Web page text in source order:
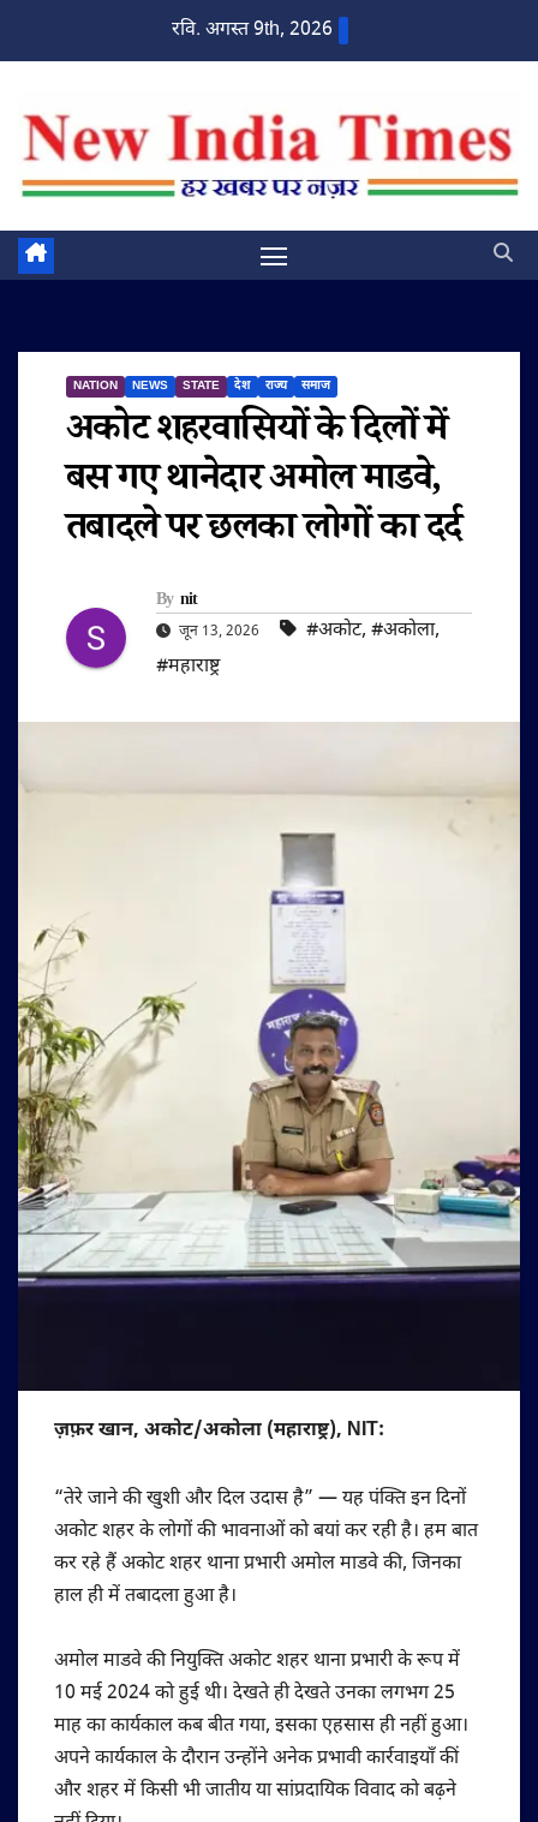
रवि. अगस्त 9th, 2026
NATION NEWS STATE देश राज्य समाज
अकोट शहरवासियों के दिलों में
बस गए थानेदार अमोल माडवे,
तबादले पर छलका लोगों का दर्द
By nit
जून 13, 2026 #अकोट, #अकोला,
#महाराष्ट्र
ज़फ़र खान, अकोट/अकोला (महाराष्ट्र), NIT:
“तेरे जाने की खुशी और दिल उदास है” — यह पंक्ति इन दिनों
अकोट शहर के लोगों की भावनाओं को बयां कर रही है। हम बात
कर रहे हैं अकोट शहर थाना प्रभारी अमोल माडवे की, जिनका
हाल ही में तबादला हुआ है।
अमोल माडवे की नियुक्ति अकोट शहर थाना प्रभारी के रूप में
10 मई 2024 को हुई थी। देखते ही देखते उनका लगभग 25
माह का कार्यकाल कब बीत गया, इसका एहसास ही नहीं हुआ।
अपने कार्यकाल के दौरान उन्होंने अनेक प्रभावी कार्रवाइयाँ कीं
और शहर में किसी भी जातीय या सांप्रदायिक विवाद को बढ़ने